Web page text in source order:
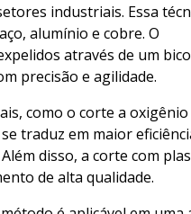
industriais. Essa
alumínio e cobre. O
através de um
precisão e agilidade.
como o corte a
traduz em maior
disso, a corte com
de alta qualidade.